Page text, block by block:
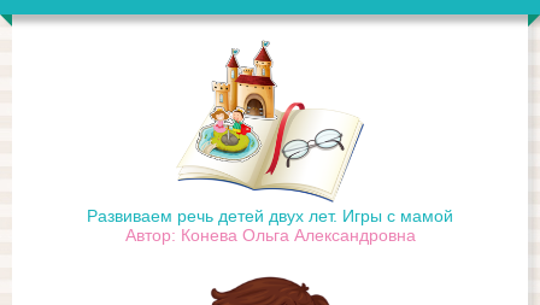
Развиваем речь детей двух лет. Игры с мамой
Автор: Конева Ольга Александровна